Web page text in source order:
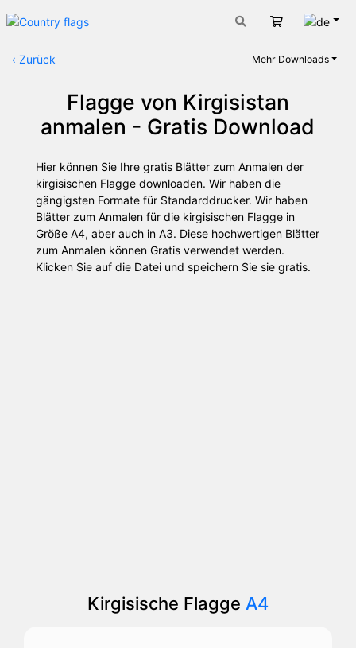
Warenkorb
‹ Zurück Mehr Downloads
Flagge von Kirgisistan
anmalen - Gratis Download
Hier können Sie Ihre gratis Blätter zum Anmalen der
kirgisischen Flagge downloaden. Wir haben die
gängigsten Formate für Standarddrucker. Wir haben
Blätter zum Anmalen für die kirgisischen Flagge in
Größe A4, aber auch in A3. Diese hochwertigen Blätter
zum Anmalen können Gratis verwendet werden.
Klicken Sie auf die Datei und speichern Sie sie gratis.
Kirgisische Flagge A4